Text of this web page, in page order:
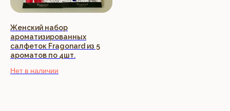
Женский набор
ароматизированных
салфеток Fragonard из 5
ароматов по 4шт.
Нет в наличии